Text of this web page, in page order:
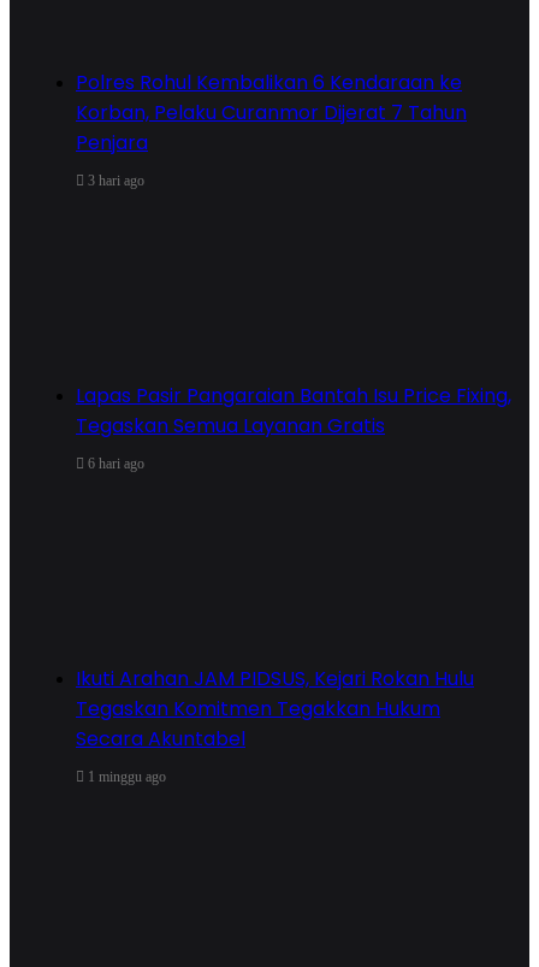
Polres Rohul Kembalikan 6 Kendaraan ke
Korban, Pelaku Curanmor Dijerat 7 Tahun
Penjara
3 hari ago
Lapas Pasir Pangaraian Bantah Isu Price Fixing,
Tegaskan Semua Layanan Gratis
6 hari ago
Ikuti Arahan JAM PIDSUS, Kejari Rokan Hulu
Tegaskan Komitmen Tegakkan Hukum
Secara Akuntabel
1 minggu ago